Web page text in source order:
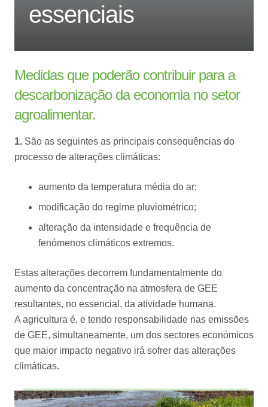
essenciais
Medidas que poderão contribuir para a
descarbonização da economia no setor
agroalimentar.
1. São as seguintes as principais consequências do
processo de alterações climáticas:
aumento da temperatura média do ar;
modificação do regime pluviométrico;
alteração da intensidade e frequência de
fenómenos climáticos extremos.
Estas alterações decorrem fundamentalmente do
aumento da concentração na atmosfera de GEE
resultantes, no essencial, da atividade humana.
A agricultura é, e tendo responsabilidade nas emissões
de GEE, simultaneamente, um dos sectores económicos
que maior impacto negativo irá sofrer das alterações
climáticas.